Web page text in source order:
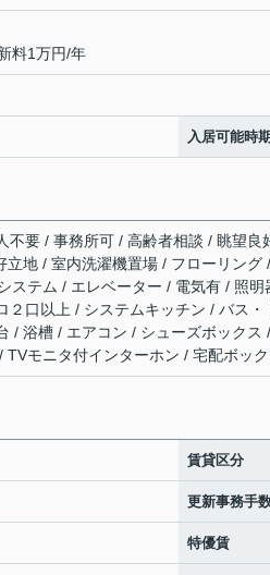
料1万円/年
入居可能時期
不要 / 事務所可 / 高齢者相談 / 眺望
立地 / 室内洗濯機置場 / フローリン
ステム / エレベーター / 電気有 / 照
２口以上 / システムキッチン / バス
/ 浴槽 / エアコン / シューズボック
TVモニタ付インターホン / 宅配ボッ
賃貸区分
更新事務手
特優賃